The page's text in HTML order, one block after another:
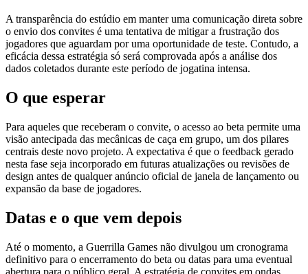
A transparência do estúdio em manter uma comunicação direta sobre
o envio dos convites é uma tentativa de mitigar a frustração dos
jogadores que aguardam por uma oportunidade de teste. Contudo, a
eficácia dessa estratégia só será comprovada após a análise dos
dados coletados durante este período de jogatina intensa.
O que esperar
Para aqueles que receberam o convite, o acesso ao beta permite uma
visão antecipada das mecânicas de caça em grupo, um dos pilares
centrais deste novo projeto. A expectativa é que o feedback gerado
nesta fase seja incorporado em futuras atualizações ou revisões de
design antes de qualquer anúncio oficial de janela de lançamento ou
expansão da base de jogadores.
Datas e o que vem depois
Até o momento, a Guerrilla Games não divulgou um cronograma
definitivo para o encerramento do beta ou datas para uma eventual
abertura para o público geral. A estratégia de convites em ondas